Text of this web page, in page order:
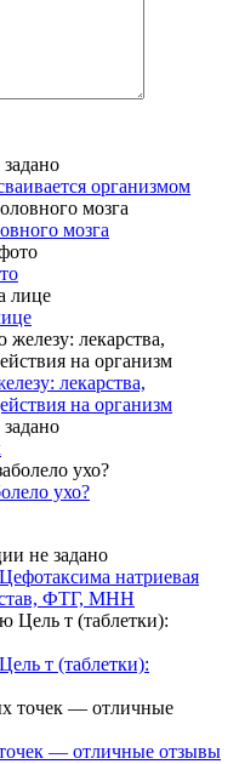
организмом
мозга
лекарства,
на организм
ухо?
натриевая
ФТГ, МНН
т (таблетки):
— отличные отзывы